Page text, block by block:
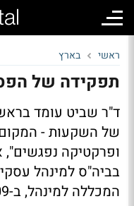
ראשי בארץ
תפקידה של
ד"ר שביט עומד
של השקעות -
ופרקטיקה נפגשים",
בביה"ס למינהל
המכללה למינהל, ב-1/12/09.